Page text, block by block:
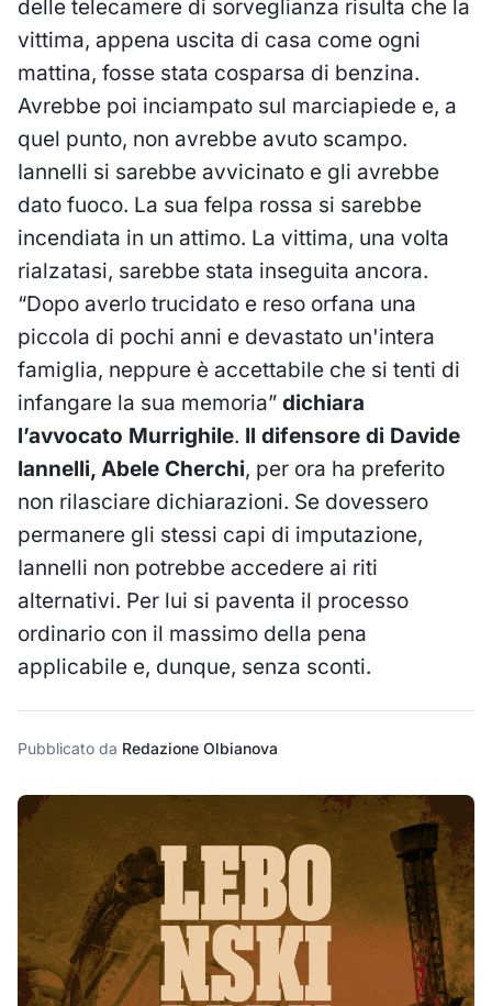
delle telecamere di sorveglianza risulta che la
vittima, appena uscita di casa come ogni
mattina, fosse stata cosparsa di benzina.
Avrebbe poi inciampato sul marciapiede e, a
quel punto, non avrebbe avuto scampo.
Iannelli si sarebbe avvicinato e gli avrebbe
dato fuoco. La sua felpa rossa si sarebbe
incendiata in un attimo. La vittima, una volta
rialzatasi, sarebbe stata inseguita ancora.
“Dopo averlo trucidato e reso orfana una
piccola di pochi anni e devastato un'intera
famiglia, neppure è accettabile che si tenti di
infangare la sua memoria” dichiara
l’avvocato Murrighile. Il difensore di Davide
Iannelli, Abele Cherchi, per ora ha preferito
non rilasciare dichiarazioni. Se dovessero
permanere gli stessi capi di imputazione,
Iannelli non potrebbe accedere ai riti
alternativi. Per lui si paventa il processo
ordinario con il massimo della pena
applicabile e, dunque, senza sconti.
Pubblicato da Redazione Olbianova